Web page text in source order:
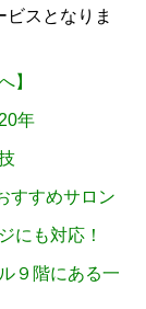
スとなりま
】
年
すすめサロン
にも対応！
９階にある一